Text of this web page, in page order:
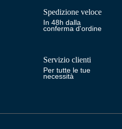
Spedizione veloce
In 48h dalla
conferma d'ordine
Servizio clienti
Per tutte le tue
necessità